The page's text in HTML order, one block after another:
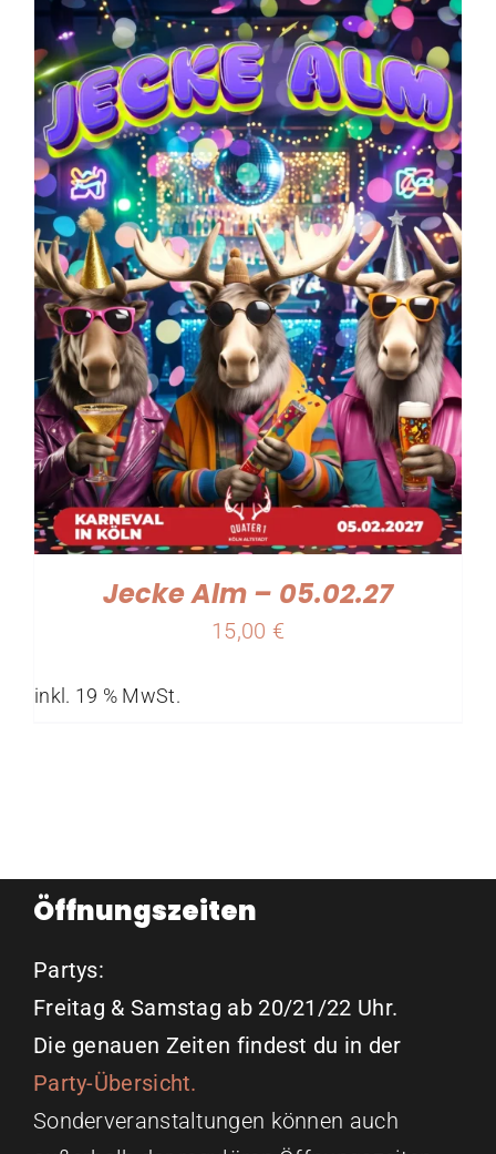
Jecke Alm – 05.02.27
15,00 €
inkl. 19 % MwSt.
Öffnungszeiten
Partys:
Freitag & Samstag ab 20/21/22 Uhr.
Die genauen Zeiten findest du in der
Party-Übersicht.
Sonderveranstaltungen können auch